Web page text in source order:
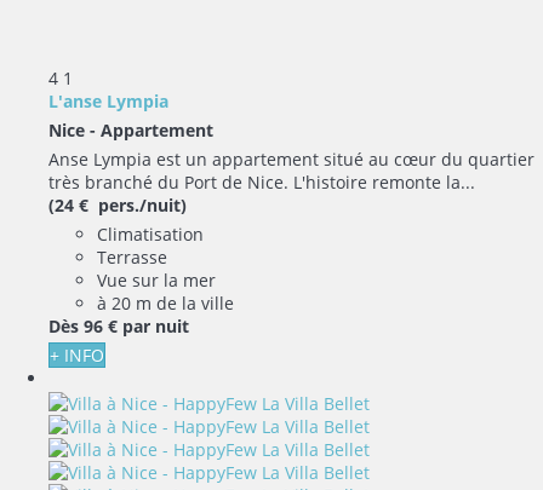
4 1
L'anse Lympia
Nice - Appartement
Anse Lympia est un appartement situé au cœur du quartier
très branché du Port de Nice. L'histoire remonte la...
(24 € pers./nuit)
Climatisation
Terrasse
Vue sur la mer
à 20 m de la ville
Dès 96 € par nuit
+ INFO